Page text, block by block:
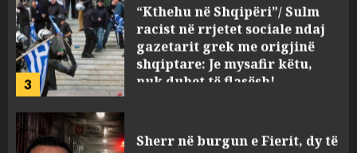
3
gazetarit grek me origjinë
shqiptare: Je mysafir këtu,
nuk duhet të flasësh!
AUGUST 8, 2026
spital! (Emrat)